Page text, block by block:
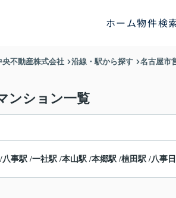
ホーム物件検
不動産株式会社 沿線・駅から探す
名古屋市
ンション一覧
/八事駅 /一社駅 /本山駅 /本郷駅 /植田駅 /八事